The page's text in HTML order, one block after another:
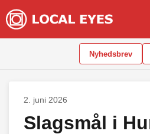
Nyhedsbrev
2. juni 2026
Slagsmål i